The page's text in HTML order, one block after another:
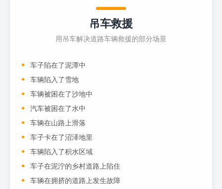
吊车救援
用吊车解决道路车辆救援的部分场景
车子陷在了泥潭中
车辆陷入了雪地
车辆被困在了沙地中
汽车被困在了水中
车辆在山路上滑落
车子卡在了沼泽地里
车辆陷入了积水区域
车子在泥泞的乡村道路上陷住
车辆在拥挤的道路上发生故障